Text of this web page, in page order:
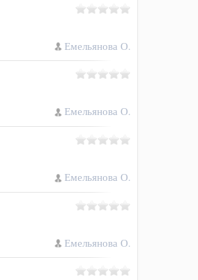
Емельянова О.
Емельянова О.
Емельянова О.
Емельянова О.